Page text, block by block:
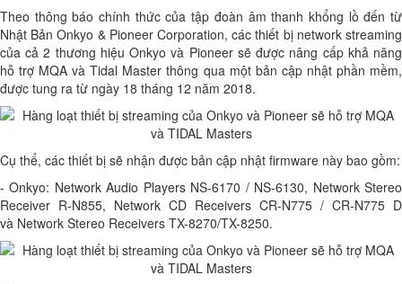
Theo thông báo chính thức của tập đoàn âm thanh khổng lồ đến từ
Nhật Bản Onkyo & Pioneer Corporation, các thiết bị network streaming
của cả 2 thương hiệu Onkyo và Pioneer sẽ được nâng cấp khả năng
hỗ trợ MQA và Tidal Master thông qua một bản cập nhật phần mềm,
được tung ra từ ngày 18 tháng 12 năm 2018.
Cụ thể, các thiết bị sẽ nhận được bản cập nhật firmware này bao gồm:
- Onkyo: Network Audio Players NS-6170 / NS-6130, Network Stereo
Receiver R-N855, Network CD Receivers CR-N775 / CR-N775 D
và Network Stereo Receivers TX-8270/TX-8250.